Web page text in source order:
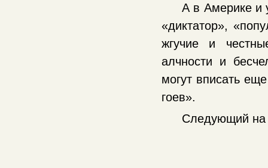
А в Америке и
«диктатор»,
жгучие и
алчности и
могут вписать
гоев».
Следующий на